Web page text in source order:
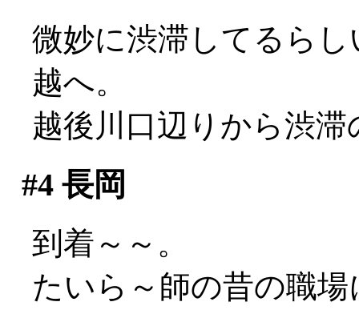
微妙に渋滞してるら
越へ。
越後川口辺りから渋
#4長岡
到着～～。
たいら～師の昔の職